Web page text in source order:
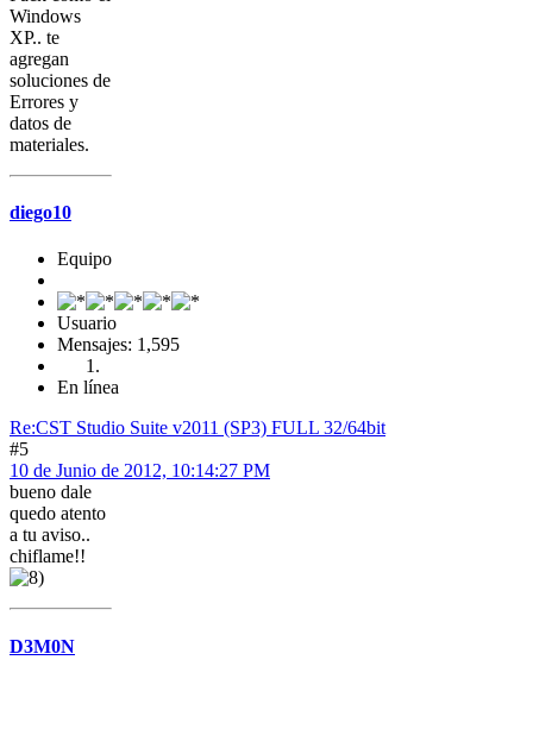
Windows
XP.. te
agregan
soluciones de
Errores y
datos de
materiales.
diego10
Equipo
Usuario
Mensajes: 1,595
En línea
Re:CST Studio Suite v2011 (SP3) FULL 32/64bit
#5
10 de Junio de 2012, 10:14:27 PM
bueno dale
quedo atento
a tu aviso..
chiflame!!
D3M0N